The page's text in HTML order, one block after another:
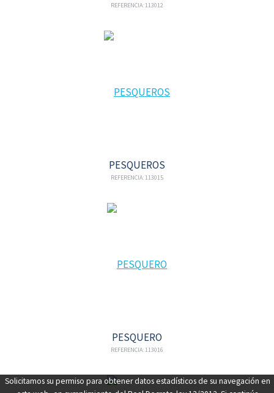
REFERENCIA: 113012
PESQUEROS
REFERENCIA: 113015
PESQUERO
REFERENCIA: 113016
Solicitamos su permiso para obtener datos estadísticos de su navegación en